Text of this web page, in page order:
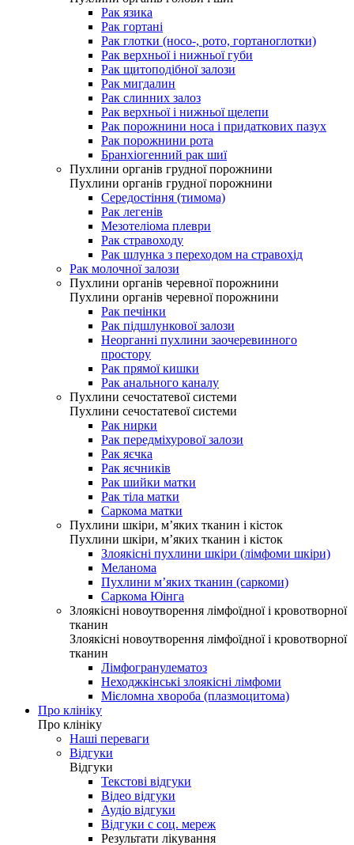
Рак язика
Рак гортані
Рак глотки (носо-, рото, гортаноглотки)
Рак верхньої і нижньої губи
Рак щитоподібної залози
Рак мигдалин
Рак слинних залоз
Рак верхньої і нижньої щелепи
Рак порожнини носа і придаткових пазух
Рак порожнини рота
Бранхіогенний рак шиї
Пухлини органів грудної порожнини
Пухлини органів грудної порожнини
Середостіння (тимома)
Рак легенів
Мезотеліома плеври
Рак стравоходу
Рак шлунка з переходом на стравохід
Рак молочної залози
Пухлини органів черевної порожнини
Пухлини органів черевної порожнини
Рак печінки
Рак підшлункової залози
Неорганні пухлини заочеревинного
простору
Рак прямої кишки
Рак анального каналу
Пухлини сечостатевої системи
Пухлини сечостатевої системи
Рак нирки
Рак передміхурової залози
Рак яєчка
Рак яєчників
Рак шийки матки
Рак тіла матки
Саркома матки
Пухлини шкіри, м’яких тканин і кісток
Пухлини шкіри, м’яких тканин і кісток
Злоякісні пухлини шкіри (лімфоми шкіри)
Меланома
Пухлини м’яких тканин (саркоми)
Саркома Юінга
Злоякісні новоутворення лімфоїдної і кровотворної
тканин
Злоякісні новоутворення лімфоїдної і кровотворної
тканин
Лімфогранулематоз
Неходжкінські злоякісні лімфоми
Мієломна хвороба (плазмоцитома)
Про клініку
Про клініку
Наші переваги
Відгуки
Відгуки
Текстові відгуки
Відео відгуки
Аудіо відгуки
Відгуки с соц. мереж
Результати лікування